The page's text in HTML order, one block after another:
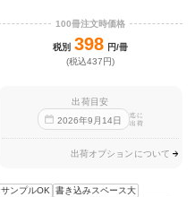
100冊注文時価格
税別 398 円/冊
(税込437円)
出荷目安
2026年9 月 14日
迄に
出荷
出荷オプションについて
サンプルOK
書き込みスペース大